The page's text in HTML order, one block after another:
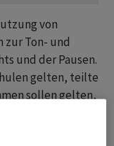
von
zur Ton- und
und der Pausen.
gelten, teilte
sollen gelten,
ist sowie aus